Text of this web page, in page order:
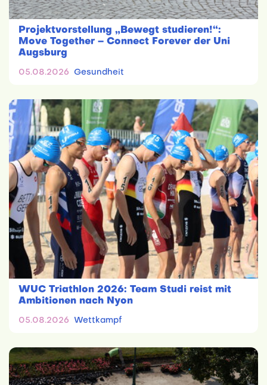
Projektvorstellung „Bewegt studieren!“:
Move Together – Connect Forever der Uni
Augsburg
05.08.2026 Gesundheit
WUC Triathlon 2026: Team Studi reist mit
Ambitionen nach Nyon
05.08.2026 Wettkampf